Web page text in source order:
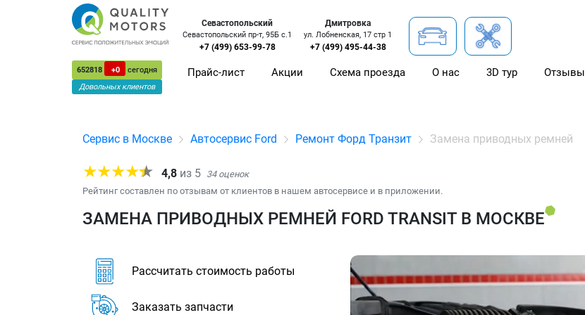
652818 +0
сегодня
Довольных клиентов
Севастопольский
Севастопольский пр-т, 95Б с.1
+7 (499) 653-99-78
Дмитровка
ул. Лобненская, 17 стр 1
+7 (499) 495-44-38
Прайс-лист Акции Схема проезда О нас 3D тур Отзывы
Сервис в Москве Автосервис Ford Ремонт Форд Транзит Замена приводных ремней
4,8 из 5 34оценок
Рейтинг составлен по отзывам от клиентов в нашем автосервисе и в приложении.
ЗАМЕНА ПРИВОДНЫХ РЕМНЕЙ FORD TRANSIT В МОСКВЕ
Рассчитать стоимость работы
Заказать запчасти